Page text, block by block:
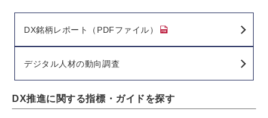
DX銘柄レポート（PDFファイル）
デジタル人材の動向調査
DX推進に関する指標・ガイドを探す